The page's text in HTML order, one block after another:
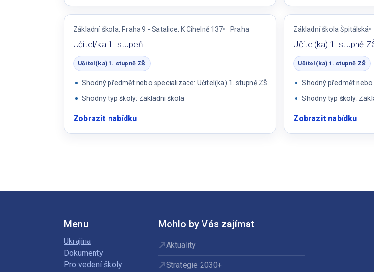
1.
stupně
asistent
pedagoga
pro
1.
školy
Základní škola, Praha 9 - Satalice, K Cihelně 137 Praha
Učitel/ka 1. stupeň
Učitel(ka) 1. stupně ZŠ
Shodný předmět nebo specializace: Učitel(ka) 1. stupně ZŠ
Shodný typ školy: Základní škola
Zobrazit nabídku:
Základní škola Špitálská
Učitel(ka) 1. stupně
Učitel(ka) 1. stupně ZŠ
Shodný předmět
Shodný typ školy:
Zobrazit nabídku:
Menu
Ukrajina
Dokumenty
Pro vedení školy
Mohlo by Vás zajímat
Aktuality
Strategie 2030+